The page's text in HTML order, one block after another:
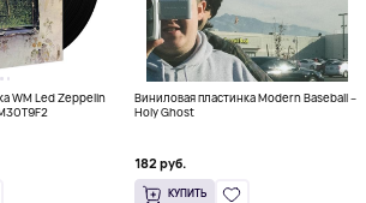
WM Led Zeppelin
Виниловая пластинка Modern Baseball –
Holy Ghost
182 руб.
КУПИТЬ